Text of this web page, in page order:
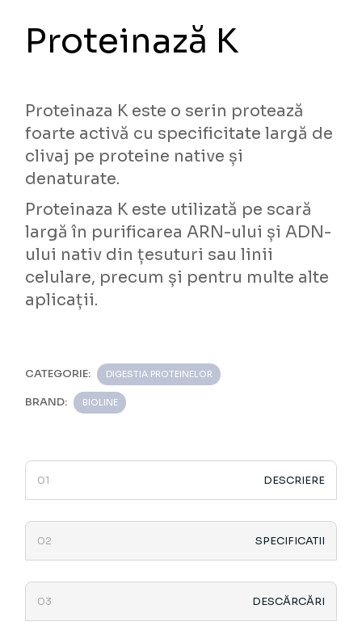
Proteinază K
Proteinaza K este o serin protează
foarte activă cu specificitate largă de
clivaj pe proteine native și
denaturate.
Proteinaza K este utilizată pe scară
largă în purificarea ARN-ului și ADN-
ului nativ din țesuturi sau linii
celulare, precum și pentru multe alte
aplicații.
CATEGORIE: DIGESTIA PROTEINELOR
BRAND: BIOLINE
DESCRIERE
SPECIFICATII
DESCĂRCĂRI